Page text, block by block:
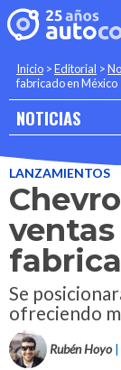
Inicio >Editorial >
fabricado en México
NOTICIAS
LANZAMIENTOS
ventas
Se
ofreciendo
Rubén Hoyo